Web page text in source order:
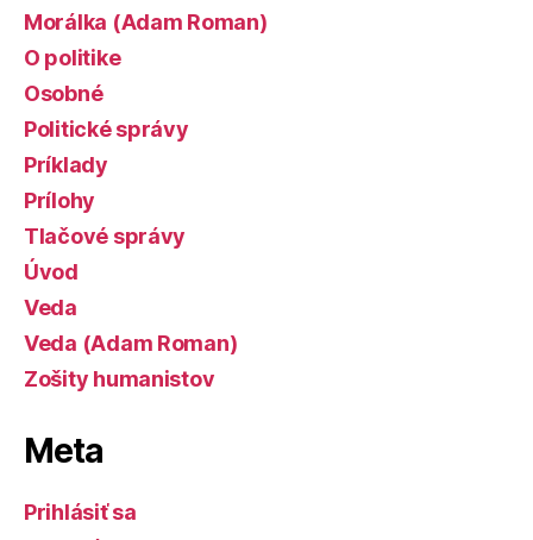
Morálka (Adam Roman)
O politike
Osobné
Politické správy
Príklady
Prílohy
Tlačové správy
Úvod
Veda
Veda (Adam Roman)
Zošity humanistov
Meta
Prihlásiť sa